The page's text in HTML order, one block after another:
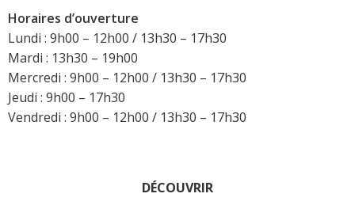
Horaires d’ouverture
Lundi : 9h00 – 12h00 / 13h30 – 17h30
Mardi : 13h30 – 19h00
Mercredi : 9h00 – 12h00 / 13h30 – 17h30
Jeudi : 9h00 – 17h30
Vendredi : 9h00 – 12h00 / 13h30 – 17h30
DÉCOUVRIR